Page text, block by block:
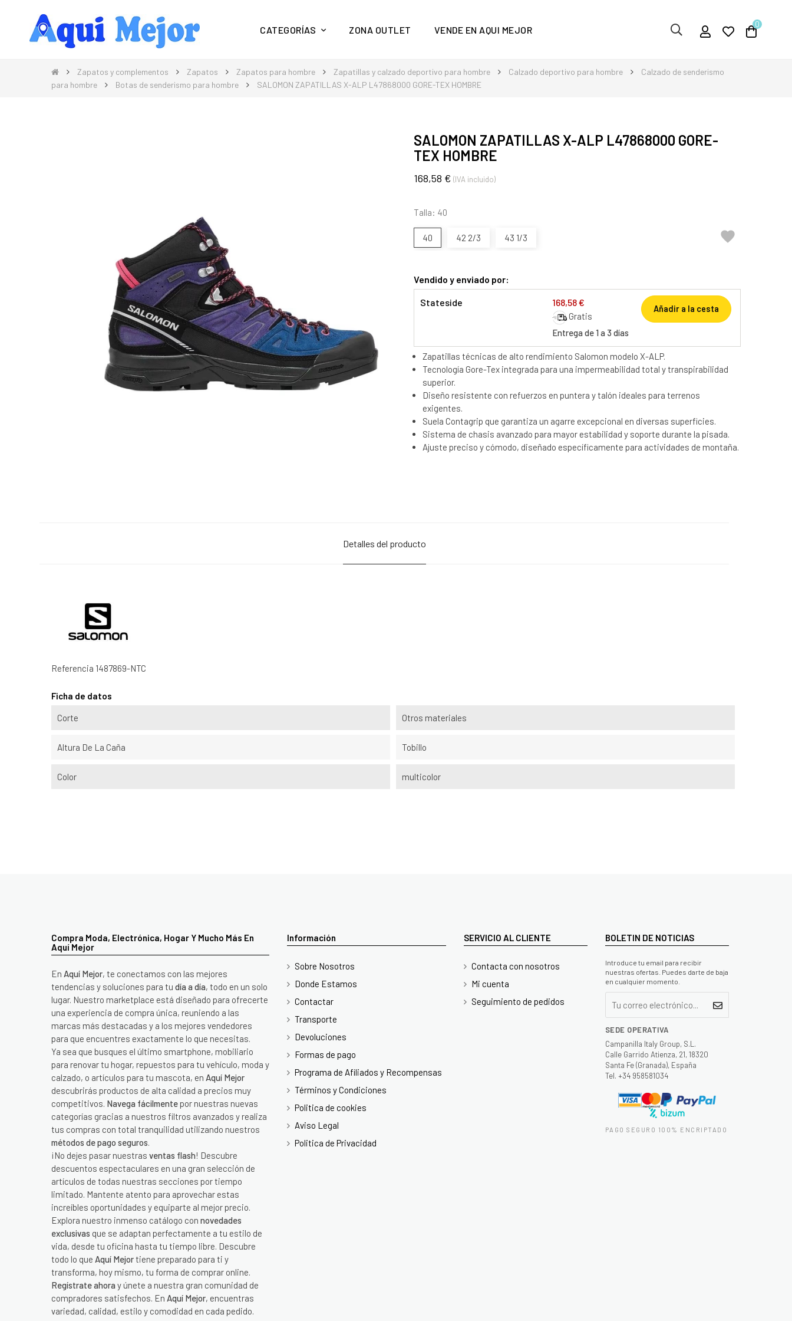
Compra Moda, Electrónica, Hogar y mucho más en Aquí Mejor
CATEGORÍAS ZONA OUTLET VENDE EN AQUI MEJOR 0
Zapatos y complementos Zapatos Zapatos para hombre Zapatillas y calzado deportivo para hombre Calzado deportivo para hombre
Calzado de senderismo
para hombre
Botas de senderismo para hombre SALOMON ZAPATILLAS X-ALP L47868000 GORE-TEX HOMBRE
SALOMON ZAPATILLAS X-ALP L47868000 GORE-
TEX HOMBRE
168,58 € (IVA incluido)
Talla: 40
40 42 2/3 43 1/3 
Vendido y enviado por:
Stateside 168,58 €
Gratis
Entrega de 1 a 3 días
Añadir a la cesta
Zapatillas técnicas de alto rendimiento Salomon modelo X-ALP.
Tecnología Gore-Tex integrada para una impermeabilidad total y transpirabilidad
superior.
Diseño resistente con refuerzos en puntera y talón ideales para terrenos
exigentes.
Suela Contagrip que garantiza un agarre excepcional en diversas superficies.
Sistema de chasis avanzado para mayor estabilidad y soporte durante la pisada.
Ajuste preciso y cómodo, diseñado específicamente para actividades de montaña.
Detalles del producto
Referencia 1487869-NTC
Ficha de datos
Corte Otros materiales
Altura De La Caña Tobillo
Color multicolor
Compra Moda, Electrónica, Hogar Y Mucho Más En
Aquí Mejor
En Aquí Mejor, te conectamos con las mejores
tendencias y soluciones para tu día a día, todo en un solo
lugar. Nuestro marketplace está diseñado para ofrecerte
una experiencia de compra única, reuniendo a las
marcas más destacadas y a los mejores vendedores
para que encuentres exactamente lo que necesitas.
Ya sea que busques el último smartphone, mobiliario
para renovar tu hogar, repuestos para tu vehículo, moda y
calzado, o artículos para tu mascota, en Aquí Mejor
descubrirás productos de alta calidad a precios muy
competitivos. Navega fácilmente por nuestras nuevas
categorías gracias a nuestros filtros avanzados y realiza
tus compras con total tranquilidad utilizando nuestros
métodos de pago seguros.
¡No dejes pasar nuestras ventas flash! Descubre
descuentos espectaculares en una gran selección de
artículos de todas nuestras secciones por tiempo
limitado. Mantente atento para aprovechar estas
increíbles oportunidades y equiparte al mejor precio.
Explora nuestro inmenso catálogo con novedades
exclusivas que se adaptan perfectamente a tu estilo de
vida, desde tu oficina hasta tu tiempo libre. Descubre
todo lo que Aquí Mejortiene preparado para ti y
transforma, hoy mismo, tu forma de comprar online.
Regístrate ahora y únete a nuestra gran comunidad de
compradores satisfechos. En Aquí Mejor, encuentras
variedad, calidad, estilo y comodidad en cada pedido.
Información
Sobre Nosotros
Donde Estamos
Contactar
Transporte
Devoluciones
Formas de pago
Programa de Afiliados y Recompensas
Términos y Condiciones
Politica de cookies
Aviso Legal
Politica de Privacidad
SERVICIO AL CLIENTE
Contacta con nosotros
Mi cuenta
Seguimiento de pedidos
BOLETIN DE NOTICIAS
Introduce tu email para recibir
nuestras ofertas. Puedes darte de baja
en cualquier momento.
SEDE OPERATIVA
Campanilla Italy Group, S.L.
Calle Garrido Atienza, 21, 18320
Santa Fe (Granada), España
Tel. +34 958581034
PAGO SEGURO 100% ENCRIPTADO